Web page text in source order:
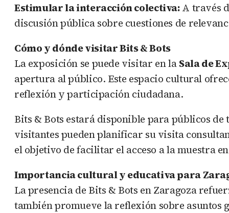
Estimular la interacción colectiva:A través
discusión pública sobre cuestiones de
Cómo y dónde visitar Bits & Bots
La exposición se puede visitar en laSala de
apertura al público. Este espacio cultural
reflexión y participación ciudadana.
Bits & Bots estará disponible para públicos de
visitantes pueden planificar su visita
el objetivo de facilitar el acceso a la muestra
Importancia cultural y educativa para
La presencia de Bits & Bots en Zaragoza
también promueve la reflexión sobre asuntos